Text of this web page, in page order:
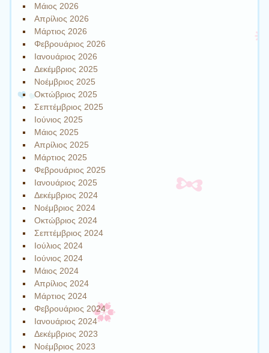
Μάιος 2026
Απρίλιος 2026
Μάρτιος 2026
Φεβρουάριος 2026
Ιανουάριος 2026
Δεκέμβριος 2025
Νοέμβριος 2025
Οκτώβριος 2025
Σεπτέμβριος 2025
Ιούνιος 2025
Μάιος 2025
Απρίλιος 2025
Μάρτιος 2025
Φεβρουάριος 2025
Ιανουάριος 2025
Δεκέμβριος 2024
Νοέμβριος 2024
Οκτώβριος 2024
Σεπτέμβριος 2024
Ιούλιος 2024
Ιούνιος 2024
Μάιος 2024
Απρίλιος 2024
Μάρτιος 2024
Φεβρουάριος 2024
Ιανουάριος 2024
Δεκέμβριος 2023
Νοέμβριος 2023